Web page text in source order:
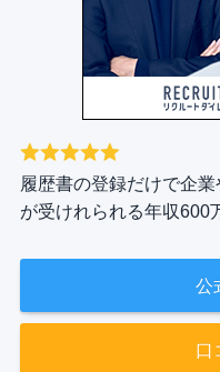
履歴書の登録だけで企
が受けれられる年収600
公
口